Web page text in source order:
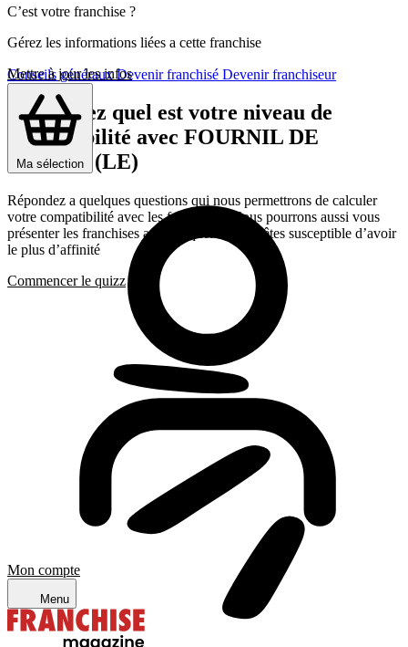
Conseils générauxDevenir franchisé Devenir franchiseur
Ma sélection
Mon compte
Menu
C’est votre franchise ?
Gérez les informations liées a cette franchise
Mettre à jour les infos
Découvrez quel est votre niveau de
compatibilité avec FOURNIL DE
PIERRE (LE)
Répondez a quelques questions qui nous permettrons de calculer
votre compatibilité avec les franchises, Nous pourrons aussi vous
présenter les franchises avec lesquelles vous êtes susceptible d’avoir
le plus d’affinité
Commencer le quizz